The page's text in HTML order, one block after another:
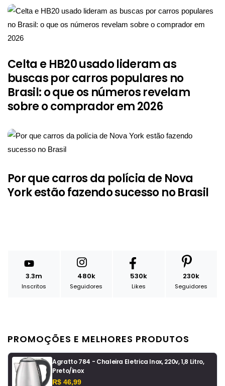
Celta e HB20 usado lideram as
buscas por carros populares no
Brasil: o que os números revelam
sobre o comprador em 2026
Por que carros da polícia de Nova
York estão fazendo sucesso no Brasil
3.3m
Inscritos
480k
Seguidores
530k
Likes
230k
Seguidores
PROMOÇÕES E MELHORES PRODUTOS
Agratto 784 - Chaleira Eletrica Inox, 220v, 1,8 Litro,
Preto/inox
R$ 46,99